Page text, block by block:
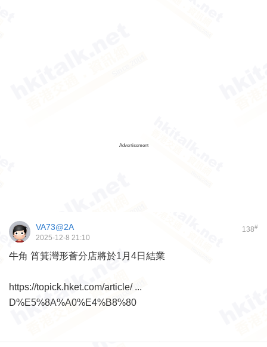
Advertisement
138#
VA73@2A
2025-12-8 21:10
牛角 筲箕灣形薈分店將於1月4日結業
https://topick.hket.com/article/ ...
D%E5%8A%A0%E4%B8%80